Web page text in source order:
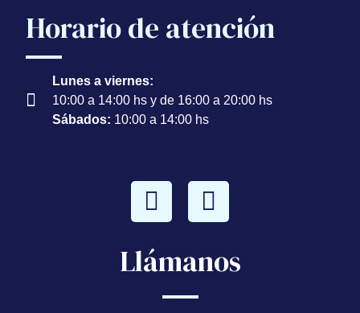
Horario de atención
Lunes a viernes:
10:00 a 14:00 hs y de 16:00 a 20:00 hs
Sábados: 10:00 a 14:00 hs
Llámanos